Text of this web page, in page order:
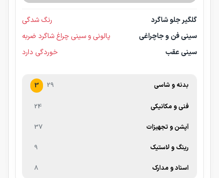
گلگیر جلو شاگرد
رنگ شدگی
سینی فن و جاچراغی
پالونی و سینی چراغ شاگرد ضربه
سینی عقب
خوردگی دارد
بدنه و شاسی 29
3
فنی و مکانیکی 24
آپشن و تجهیزات 37
رینگ و لاستیک 9
اسناد و مدارک 8